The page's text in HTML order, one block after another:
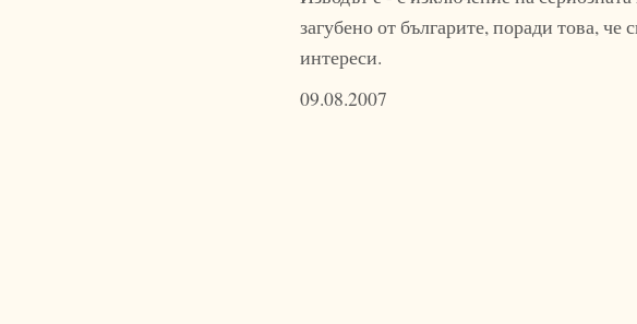
загубено от българите, поради това,
интереси.
09.08.2007